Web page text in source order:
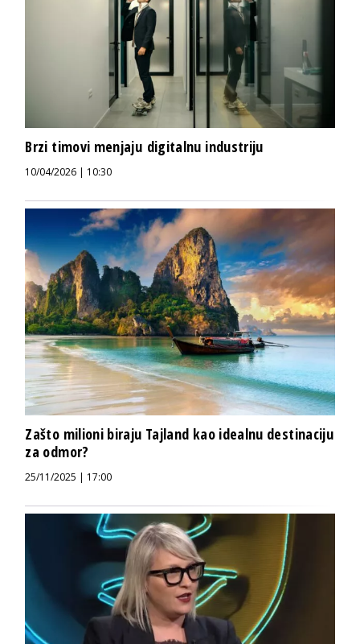
Brzi timovi menjaju digitalnu industriju
10/04/2026 | 10:30
Zašto milioni biraju Tajland kao idealnu destinaciju
za odmor?
25/11/2025 | 17:00